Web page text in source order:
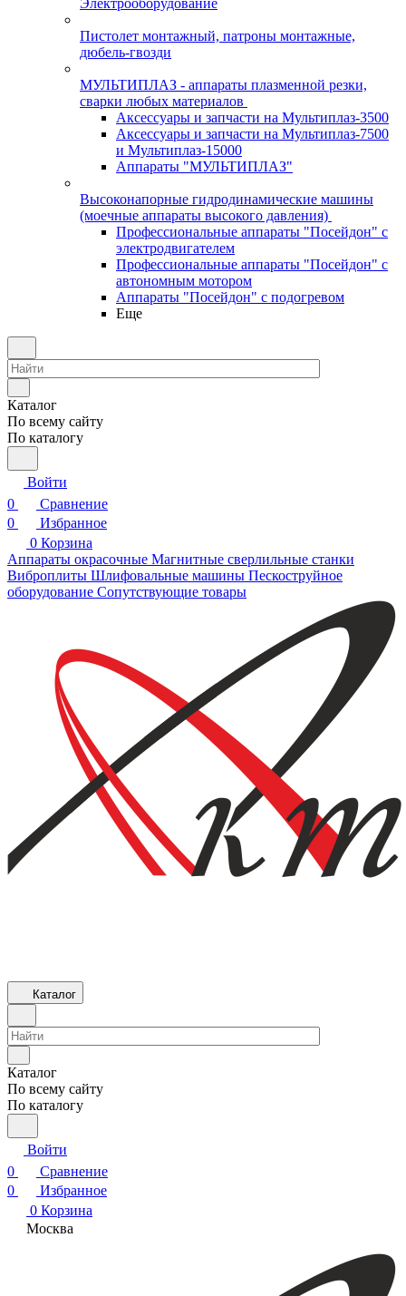
Электрооборудование
Пистолет монтажный, патроны монтажные,
дюбель-гвозди
МУЛЬТИПЛАЗ - аппараты плазменной резки,
сварки любых материалов
Аксессуары и запчасти на Мультиплаз-3500
Аксессуары и запчасти на Мультиплаз-7500
и Мультиплаз-15000
Аппараты "МУЛЬТИПЛАЗ"
Высоконапорные гидродинамические машины
(моечные аппараты высокого давления)
Профессиональные аппараты "Посейдон" с
электродвигателем
Профессиональные аппараты "Посейдон" с
автономным мотором
Аппараты "Посейдон" с подогревом
Еще
Каталог
По всему сайту
По каталогу
Войти
0
Сравнение
0
Избранное
0 Корзина
Аппараты окрасочные Магнитные сверлильные станки
Виброплиты Шлифовальные машины Пескоструйное
оборудование Сопутствующие товары
Каталог
Каталог
По всему сайту
По каталогу
Войти
0
Сравнение
0
Избранное
0 Корзина
Москва